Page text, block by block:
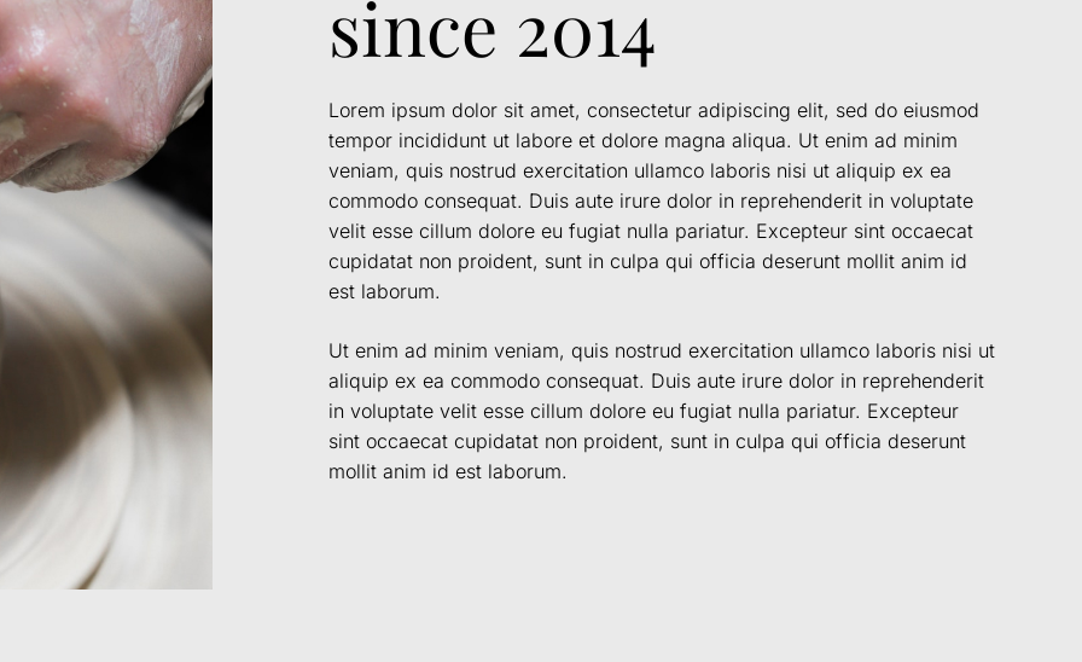
since 2014
Lorem ipsum dolor sit amet, consectetur adipiscing elit, sed do eiusmod
tempor incididunt ut labore et dolore magna aliqua. Ut enim ad minim
veniam, quis nostrud exercitation ullamco laboris nisi ut aliquip ex ea
commodo consequat. Duis aute irure dolor in reprehenderit in voluptate
velit esse cillum dolore eu fugiat nulla pariatur. Excepteur sint occaecat
cupidatat non proident, sunt in culpa qui officia deserunt mollit anim id
est laborum.
Ut enim ad minim veniam, quis nostrud exercitation ullamco laboris nisi ut
aliquip ex ea commodo consequat. Duis aute irure dolor in reprehenderit
in voluptate velit esse cillum dolore eu fugiat nulla pariatur. Excepteur
sint occaecat cupidatat non proident, sunt in culpa qui officia deserunt
mollit anim id est laborum.